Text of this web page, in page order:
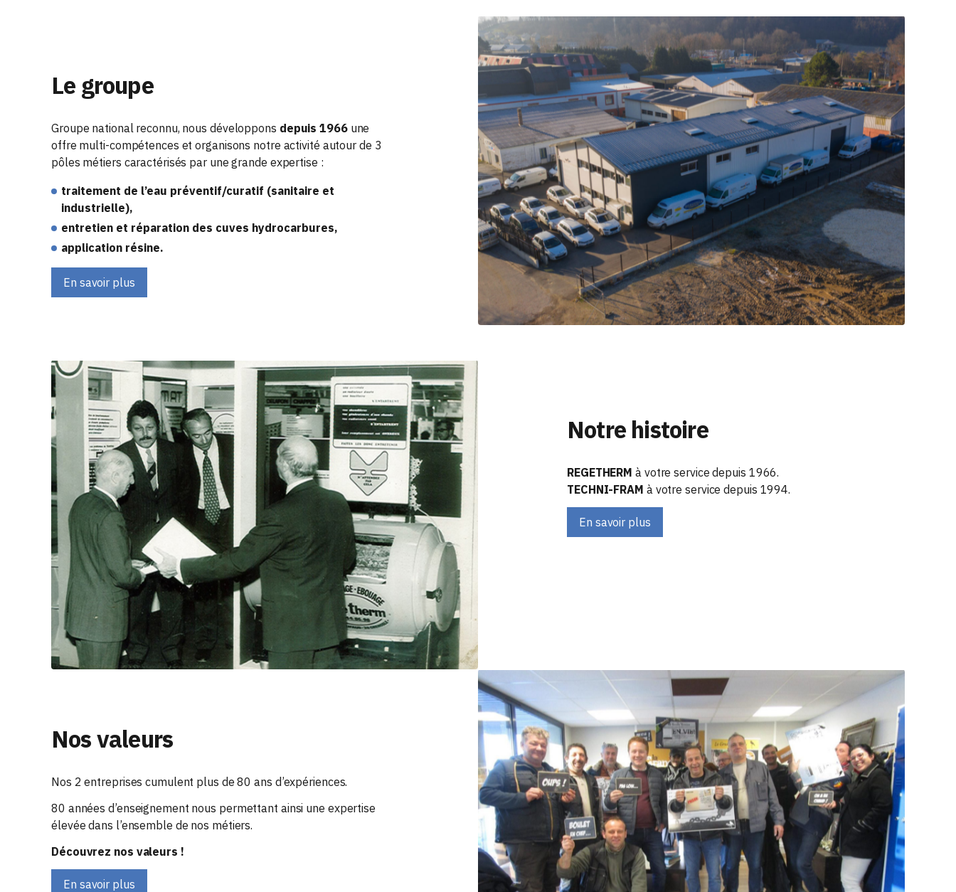
Le groupe
Groupe national reconnu, nous développons depuis 1966une
offre multi-compétences et organisons notre activité autour de 3
pôles métiers caractérisés par une grande expertise :
traitement de l’eau préventif/curatif (sanitaire et
industrielle),
entretien et réparation des cuves hydrocarbures,
application résine.
En savoir plus
Notre histoire
REGETHERM à votre service depuis 1966.
TECHNI-FRAM à votre service depuis 1994.
En savoir plus
Nos valeurs
Nos 2 entreprises cumulent plus de 80 ans d’expériences.
80 années d’enseignement nous permettant ainsi une expertise
élevée dans l’ensemble de nos métiers.
Découvrez nos valeurs !
En savoir plus